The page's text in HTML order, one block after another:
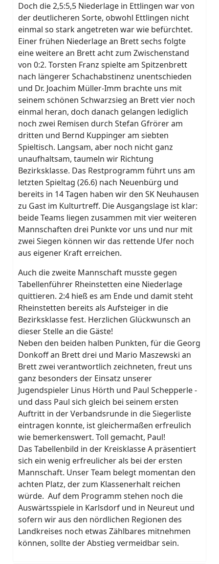
Doch die 2,5:5,5 Niederlage in Ettlingen war von
der deutlicheren Sorte, obwohl Ettlingen nicht
einmal so stark angetreten war wie befürchtet.
Einer frühen Niederlage an Brett sechs folgte
eine weitere an Brett acht zum Zwischenstand
von 0:2. Torsten Franz spielte am Spitzenbrett
nach längerer Schachabstinenz unentschieden
und Dr. Joachim Müller-Imm brachte uns mit
seinem schönen Schwarzsieg an Brett vier noch
einmal heran, doch danach gelangen lediglich
noch zwei Remisen durch Stefan Gfrörer am
dritten und Bernd Kuppinger am siebten
Spieltisch. Langsam, aber noch nicht ganz
unaufhaltsam, taumeln wir Richtung
Bezirksklasse. Das Restprogramm führt uns am
letzten Spieltag (26.6) nach Neuenbürg und
bereits in 14 Tagen haben wir den SK Neuhausen
zu Gast im Kulturtreff. Die Ausgangslage ist klar:
beide Teams liegen zusammen mit vier weiteren
Mannschaften drei Punkte vor uns und nur mit
zwei Siegen können wir das rettende Ufer noch
aus eigener Kraft erreichen.
Auch die zweite Mannschaft musste gegen
Tabellenführer Rheinstetten eine Niederlage
quittieren. 2:4 hieß es am Ende und damit steht
Rheinstetten bereits als Aufsteiger in die
Bezirksklasse fest. Herzlichen Glückwunsch an
dieser Stelle an die Gäste!
Neben den beiden halben Punkten, für die Georg
Donkoff an Brett drei und Mario Maszewski an
Brett zwei verantwortlich zeichneten, freut uns
ganz besonders der Einsatz unserer
Jugendspieler Linus Hörth und Paul Schepperle -
und dass Paul sich gleich bei seinem ersten
Auftritt in der Verbandsrunde in die Siegerliste
eintragen konnte, ist gleichermaßen erfreulich
wie bemerkenswert. Toll gemacht, Paul!
Das Tabellenbild in der Kreisklasse A präsentiert
sich ein wenig erfreulicher als bei der ersten
Mannschaft. Unser Team belegt momentan den
achten Platz, der zum Klassenerhalt reichen
würde. Auf dem Programm stehen noch die
Auswärtsspiele in Karlsdorf und in Neureut und
sofern wir aus den nördlichen Regionen des
Landkreises noch etwas Zählbares mitnehmen
können, sollte der Abstieg vermeidbar sein.